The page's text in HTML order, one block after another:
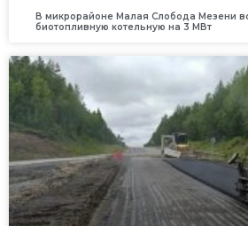
В микрорайоне Малая Слобода Мезени
биотопливную котельную на 3 МВт